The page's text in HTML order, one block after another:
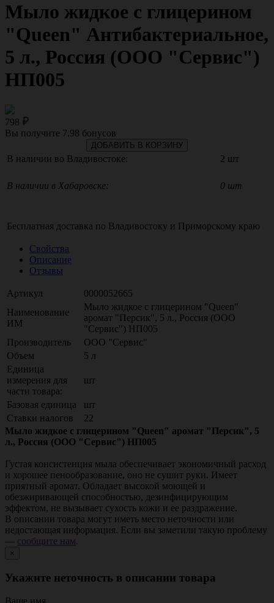
Мыло жидкое с глицерином
"Queen" Антибактериальное,
5 л., Россия (ООО "Сервис")
НП005
798
Вы получите 7.98 бонусов
ДОБАВИТЬ В КОРЗИНУ
В наличии во Владивостоке: 2 шт
В наличии в Хабаровске: 0 шт
Бесплатная доставка по Владивостоку и Приморскому краю
Свойства
Описание
Отзывы
Артикул
0000052665
Наименование
ИМ
Мыло жидкое с глицерином "Queen"
аромат "Персик", 5 л., Россия (ООО
"Сервис") НП005
Производитель
ООО "Сервис"
Объем
5 л
Единица
измерения для
части товара:
шт
Базовая единица
шт
Ставки налогов
22
Мыло жидкое с глицерином "Queen" аромат "Персик", 5
л., Россия (ООО "Сервис") НП005
Густая консистенция мыла обеспечивает экономичный расход
и хорошее пенообразование, оно не сушит руки. Имеет
приятный аромат. Обладает высокой моющей и
обезжиривающей способностью, дезинфицирующим
эффектом, не вызывает сухость кожи и ее раздражение.
В описании товара могут иметь место неточности или
недостающая информация. Если вы заметили такую проблему
— сообщите нам.
×
Укажите неточность в описании товара